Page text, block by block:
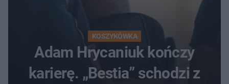
KOSZYKÓWKA
Adam Hrycaniuk kończy
karierę. „Bestia” schodzi z